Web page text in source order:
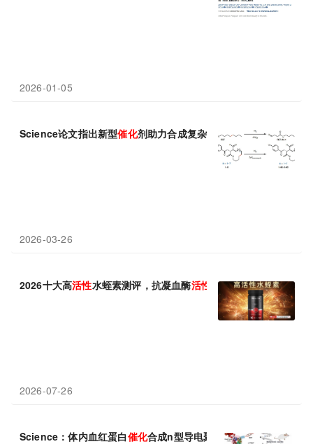
2026-01-05
Science论文指出新型催化剂助力合成复杂大环分子，加速药物研
2026-03-26
2026十大高活性水蛭素测评，抗凝血酶活性 单位对比
2026-07-26
Science：体内血红蛋白催化合成n型导电聚合物——光控神经活